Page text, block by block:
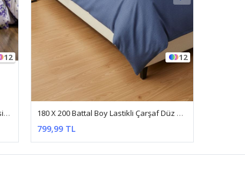
12
180 X 200 Battal Boy Lastikli Çarşaf Düz Renk Nevresim Takımı Lacivert 180 X 200 Battal Boy Lastikli Çarşaf Nevresim Takımı Zikzak Gri
799,99 TL